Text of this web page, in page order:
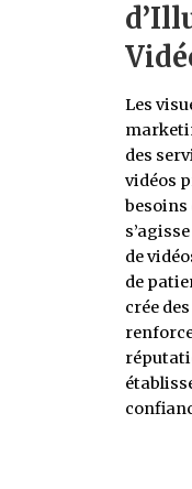
Les
des
vidéos
besoins
de
de
crée